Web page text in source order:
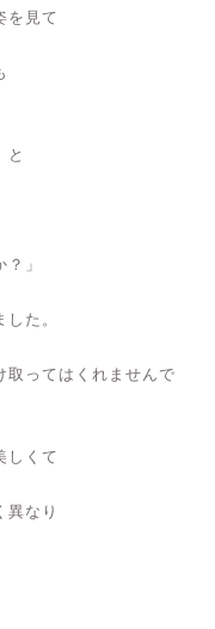
を見て
と
」
た。
取ってはくれませんで
しくて
異なり